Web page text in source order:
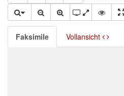
Faksimile Vollansicht